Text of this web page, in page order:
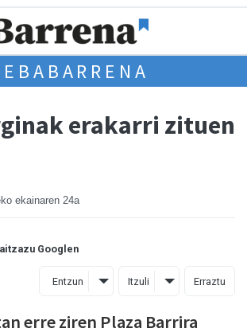
erakarri zituen
ekainaren 24a
Googlen
Entzun Itzuli Erraztu
erre ziren Plaza Barrira